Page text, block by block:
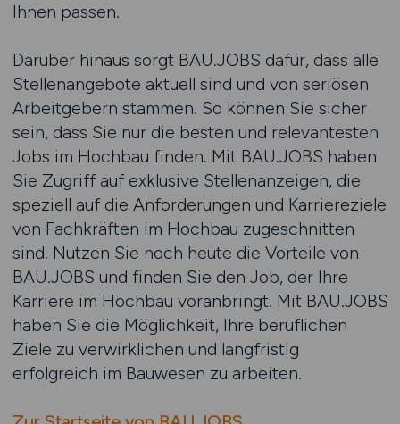
Ihnen passen.
Darüber hinaus sorgt BAU.JOBS dafür, dass alle
Stellenangebote aktuell sind und von seriösen
Arbeitgebern stammen. So können Sie sicher
sein, dass Sie nur die besten und relevantesten
Jobs im Hochbau finden. Mit BAU.JOBS haben
Sie Zugriff auf exklusive Stellenanzeigen, die
speziell auf die Anforderungen und Karriereziele
von Fachkräften im Hochbau zugeschnitten
sind. Nutzen Sie noch heute die Vorteile von
BAU.JOBS und finden Sie den Job, der Ihre
Karriere im Hochbau voranbringt. Mit BAU.JOBS
haben Sie die Möglichkeit, Ihre beruflichen
Ziele zu verwirklichen und langfristig
erfolgreich im Bauwesen zu arbeiten.